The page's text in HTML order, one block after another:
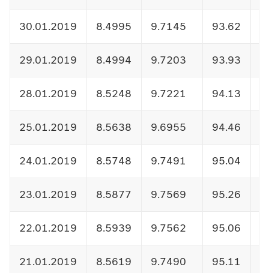
30.01.2019 8.4995 9.7145 93.62
29.01.2019 8.4994 9.7203 93.93
28.01.2019 8.5248 9.7221 94.13
25.01.2019 8.5638 9.6955 94.46
24.01.2019 8.5748 9.7491 95.04
23.01.2019 8.5877 9.7569 95.26
22.01.2019 8.5939 9.7562 95.06
21.01.2019 8.5619 9.7490 95.11